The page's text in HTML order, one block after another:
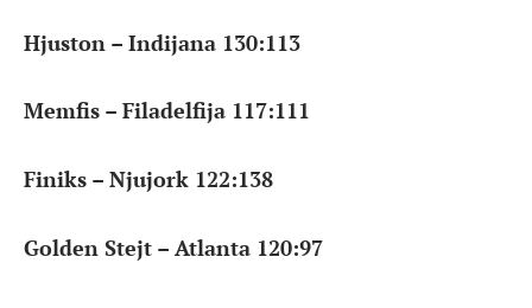
Hjuston – Indijana 130:113
Memfis – Filadelfija 117:111
Finiks – Njujork 122:138
Golden Stejt – Atlanta 120:97